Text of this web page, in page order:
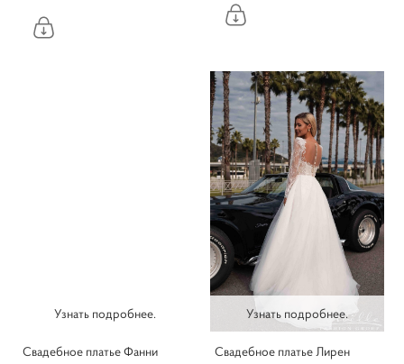
Узнать подробнее.
Свадебное платье Фанни
Узнать подробнее.
Свадебное платье Лирен